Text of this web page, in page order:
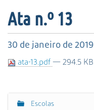
a
v
Ata n.º 13
30 de janeiro de 2019
ata-13.pdf — 294.5 KB
N
Escolas